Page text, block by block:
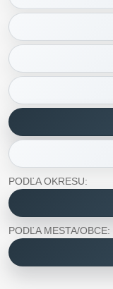
PODĽA OKRESU:
PODĽA MESTA/OBCE: